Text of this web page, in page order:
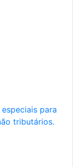
para
tributários.